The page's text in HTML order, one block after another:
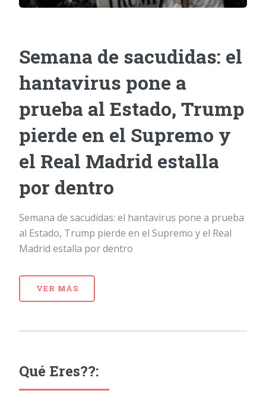
Semana de sacudidas: el
hantavirus pone a
prueba al Estado, Trump
pierde en el Supremo y
el Real Madrid estalla
por dentro
Semana de sacudidas: el hantavirus pone a prueba
al Estado, Trump pierde en el Supremo y el Real
Madrid estalla por dentro
VER MÁS
Qué Eres??: